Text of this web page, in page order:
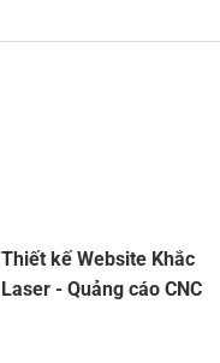
Thiết kế Website Khắc
Laser - Quảng cáo CNC